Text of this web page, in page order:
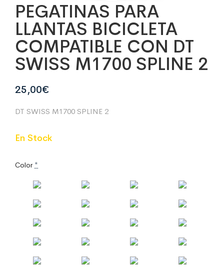
PEGATINAS PARA
LLANTAS BICICLETA
COMPATIBLE CON DT
SWISS M1700 SPLINE 2
25,00€
DT SWISS M1700 SPLINE 2
En Stock
Color *